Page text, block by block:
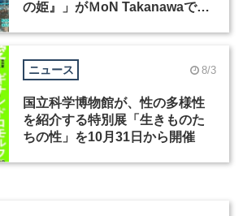
の姫』」がＭoN Takanawaで開
ニュース 8/3
国立科学博物館が、性の多様性
を紹介する特別展「生きものた
ちの性」を10月31日から開催